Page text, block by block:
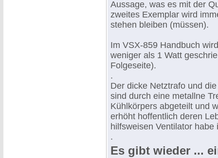
Aussage, was es mit der
zweites Exemplar wird
stehen bleiben (müssen).
Im VSX-859 Handbuch
weniger als 1 Watt
Folgeseite).
.
Der dicke Netztrafo und
sind durch eine metallne
Kühlkörpers abgeteilt und
erhöht hoffentlich deren
hilfsweisen Ventilator
.
Es gibt wieder ...